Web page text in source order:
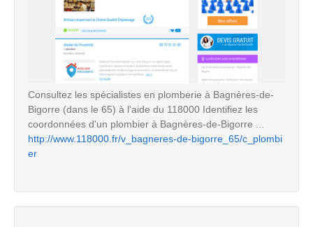
Consultez les spécialistes en plomberie à Bagnères-de-
Bigorre (dans le 65) à l'aide du 118000 Identifiez les
coordonnées d'un plombier à Bagnères-de-Bigorre ...
http://www.118000.fr/v_bagneres-de-bigorre_65/c_plombi
er